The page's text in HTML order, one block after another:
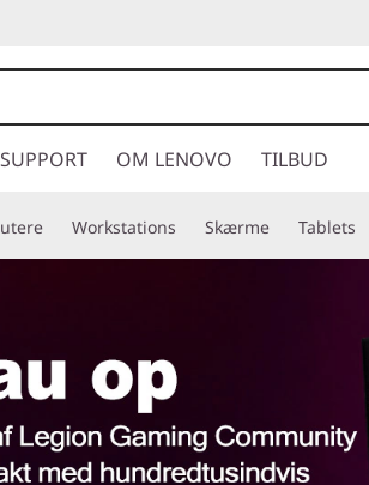
SUPPORT OM LENOVO TILBUD
Workstations Skærme Tablets